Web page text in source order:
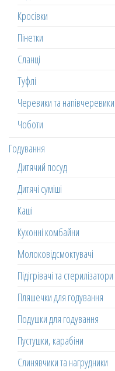
Кросівки
Пінетки
Сланці
Туфлі
Черевики та напівчеревики
Чоботи
Годування
Дитячий посуд
Дитячі суміші
Каші
Кухонні комбайни
Молоковідсмоктувачі
Підігрівачі та стерилізатори
Пляшечки для годування
Подушки для годування
Пустушки, карабіни
Слинявчики та нагрудники